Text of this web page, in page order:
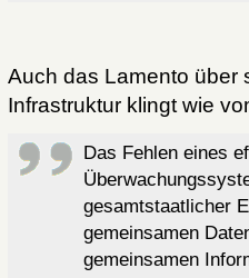
Auch das Lamento über
Infrastruktur klingt wie
Das Fehlen eines
gesamtstaatlicher
gemeinsamen
gemeinsamen